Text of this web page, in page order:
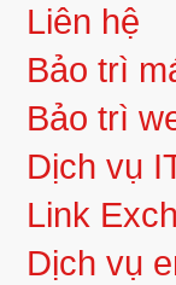
Liên hệ
Bảo trì
Bảo trì
Dịch vụ
Link
Dịch vụ